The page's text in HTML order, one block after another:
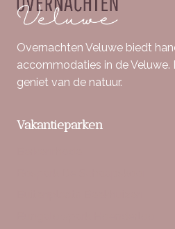
Overnachten Veluwe biedt
accommodaties in de Veluwe.
geniet van de natuur.
Vakantieparken